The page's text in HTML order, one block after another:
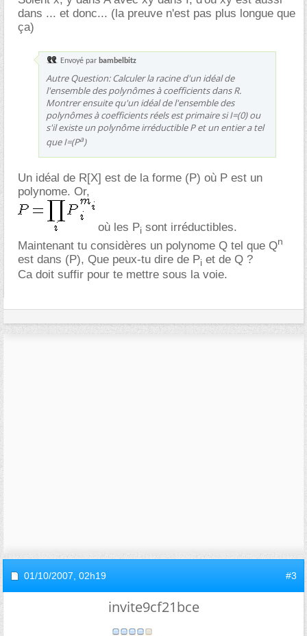
dans ... et donc... (la preuve n'est pas plus longue que
ça)
Envoyé par bambelbitz
Autre Question: Calculer la racine d'un idéal de
l'ensemble des polynômes à coefficients dans R.
Montrer ensuite qu'un idéal de l'ensemble des
polynômes à coefficients réels est primaire si I=(0) ou
s'il existe un polynôme irréductible P et un entier a tel
que I=(Pa)
Un idéal de R[X] est de la forme (P) où P est un
polynome. Or,
où les Pi sont irréductibles.
Maintenant tu considères un polynome Q tel que Qn
est dans (P), Que peux-tu dire de Pi et de Q ?
Ca doit suffir pour te mettre sous la voie.
01/10/2007, 02h19 #3
invite9cf21bce